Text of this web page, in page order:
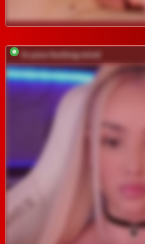
In-your-fucking-mind